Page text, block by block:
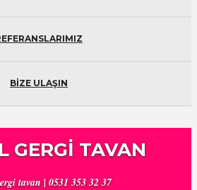
BİZE ULAŞIN
GERGI TAVAN
tavan | 0531 353 32 37